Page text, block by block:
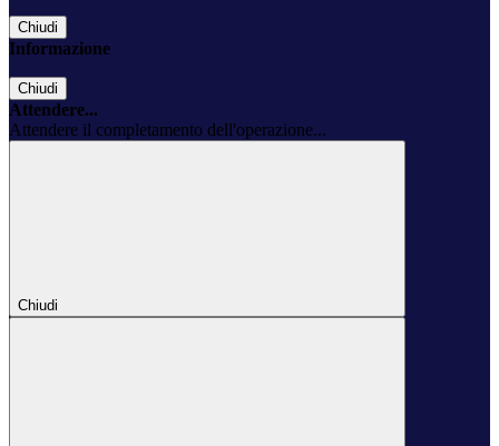
Chiudi
Informazione
Chiudi
Attendere...
Attendere il completamento dell'operazione...
Chiudi